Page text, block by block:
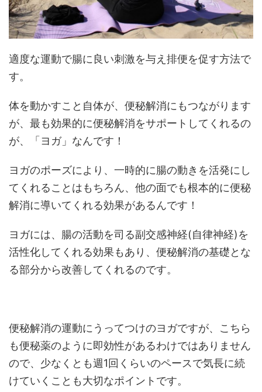
適度な運動で腸に良い刺激を与え排便を促す方法で
す。
体を動かすこと自体が、便秘解消にもつながります
が、最も効果的に便秘解消をサポートしてくれるの
が、「ヨガ」なんです！
ヨガのポーズにより、一時的に腸の動きを活発にし
てくれることはもちろん、他の面でも根本的に便秘
解消に導いてくれる効果があるんです！
ヨガには、腸の活動を司る副交感神経(自律神経)を
活性化してくれる効果もあり、便秘解消の基礎とな
る部分から改善してくれるのです。
便秘解消の運動にうってつけのヨガですが、こちら
も便秘薬のように即効性があるわけではありません
ので、少なくとも週1回くらいのペースで気長に続
けていくことも大切なポイントです。